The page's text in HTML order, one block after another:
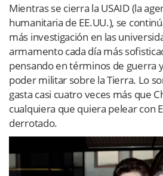
Mientras se cierra la USAID (la
humanitaria de EE.UU.), se
más investigación en las
armamento cada día más
pensando en términos de guerra
poder militar sobre la Tierra. Lo
gasta casi cuatro veces más que
cualquiera que quiera pelear con
derrotado.